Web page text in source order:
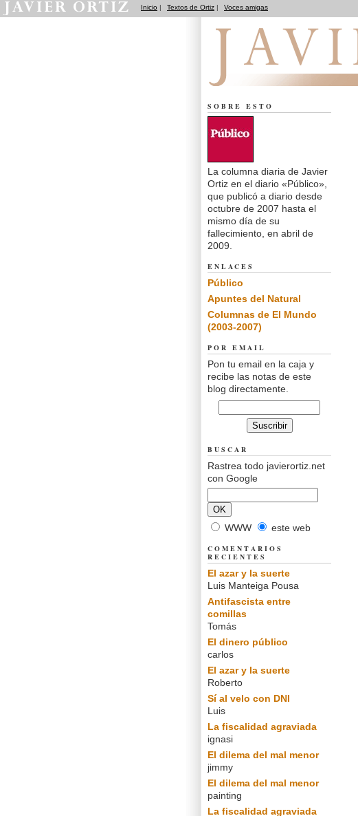
Inicio | Textos de Ortiz | Voces amigas
SOBRE ESTO
La columna diaria de Javier
Ortiz en el diario «Público»,
que publicó a diario desde
octubre de 2007 hasta el
mismo día de su
fallecimiento, en abril de
2009.
ENLACES
Público
Apuntes del Natural
Columnas de El Mundo
(2003-2007)
POR EMAIL
Pon tu email en la caja y
recibe las notas de este
blog directamente.
BUSCAR
Rastrea todo javierortiz.net
con Google
WWW este web
COMENTARIOS
RECIENTES
El azar y la suerte
Luis Manteiga Pousa
Antifascista entre
comillas
Tomás
El dinero público
carlos
El azar y la suerte
Roberto
Sí al velo con DNI
Luis
La fiscalidad agraviada
ignasi
El dilema del mal menor
jimmy
El dilema del mal menor
painting
La fiscalidad agraviada